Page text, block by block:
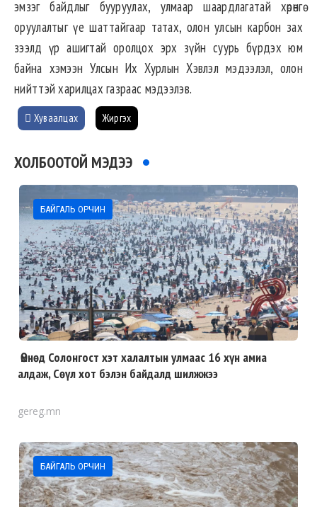
эмзэг байдлыг бууруулах, улмаар шаардлагатай хөрөнгө
оруулалтыг үе шаттайгаар татах, олон улсын карбон зах
зээлд үр ашигтай оролцох эрх зүйн суурь бүрдэх юм
байна хэмээн Улсын Их Хурлын Хэвлэл мэдээлэл, олон
нийттэй харилцах газраас мэдээлэв.
Хуваалцах Жиргэх
ХОЛБООТОЙ МЭДЭЭ
БАЙГАЛЬ ОРЧИН
Өмнөд Солонгост хэт халалтын улмаас 16 хүн амиа
алдаж, Сөүл хот бэлэн байдалд шилжжээ
gereg.mn
БАЙГАЛЬ ОРЧИН